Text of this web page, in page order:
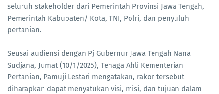
seluruh stakeholder dari Pemerintah Provinsi Jawa Tengah,
Pemerintah Kabupaten/ Kota, TNI, Polri, dan penyuluh
pertanian.
Seusai audiensi dengan Pj Gubernur Jawa Tengah Nana
Sudjana, Jumat (10/1/2025), Tenaga Ahli Kementerian
Pertanian, Pamuji Lestari mengatakan, rakor tersebut
diharapkan dapat menyatukan visi, misi, dan tujuan dalam